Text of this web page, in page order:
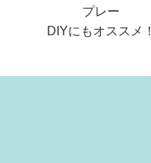
プレー
DIYにもオススメ！